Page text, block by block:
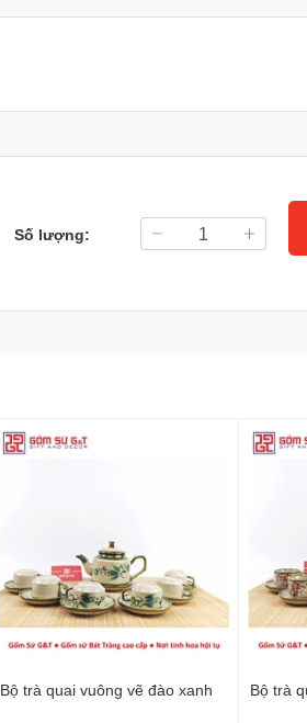
Số lượng:
Bộ trà quai vuông vẽ đào xanh Bộ trà